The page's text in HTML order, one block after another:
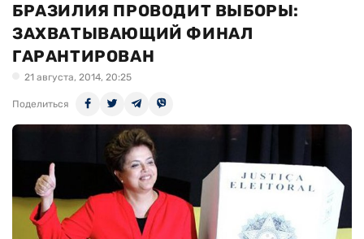
БРАЗИЛИЯ ПРОВОДИТ ВЫБОРЫ:
ЗАХВАТЫВАЮЩИЙ ФИНАЛ
ГАРАНТИРОВАН
21 августа, 2014, 20:25
Поделиться